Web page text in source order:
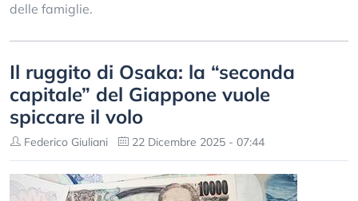
delle famiglie.
Il ruggito di Osaka: la “seconda
capitale” del Giappone vuole
spiccare il volo
Federico Giuliani 22 Dicembre 2025 - 07:44